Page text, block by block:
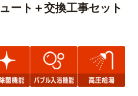
ート＋交換工事セット